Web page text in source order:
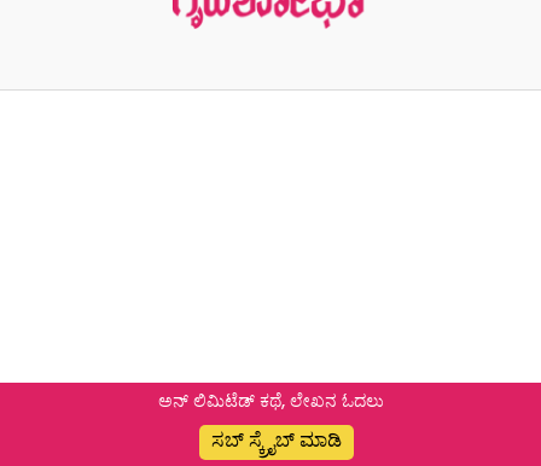
ಅನ್ ಲಿಮಿಟೆಡ್ ಕಥೆ, ಲೇಖನ ಓದಲು
ಸಬ್ ಸ್ಕ್ರೈಬ್ ಮಾಡಿ